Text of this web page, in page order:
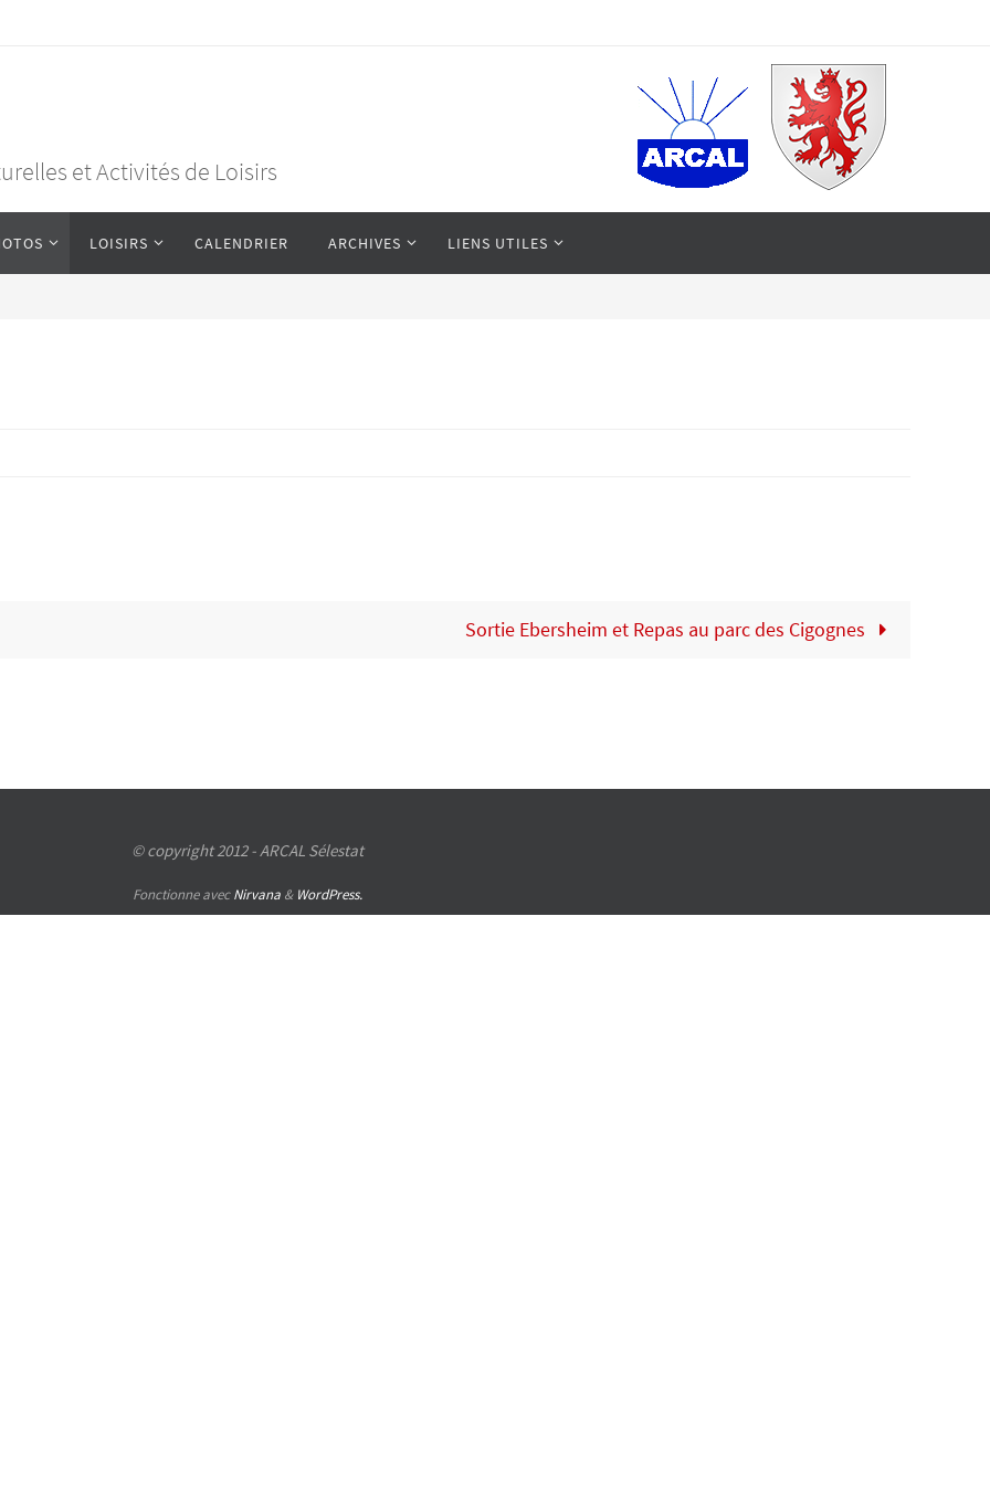
et Activités de Loisirs
LOISIRS CALENDRIER ARCHIVES LIENS UTILES
Sortie Ebersheim et Repas au parc des Cigognes
© copyright 2012 - ARCAL Sélestat
Fonctionne avecNirvana & WordPress.